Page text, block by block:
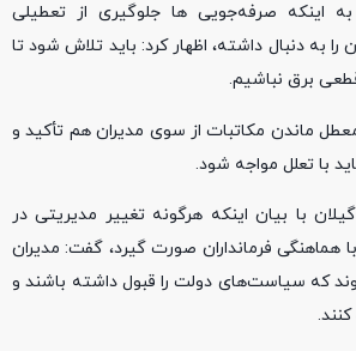
اینکه صرفه‌جویی ها جلوگیری از تعطیلی
را به دنبال داشته، اظهار کرد: باید تلاش شود تا
برق نباشیم.
ماندن مکاتبات از سوی مدیران هم تأکید و
با تعلل مواجه شود.
با بیان اینکه هرگونه تغییر مدیریتی در
هماهنگی فرمانداران صورت گیرد، گفت: مدیران
که سیاست‌های دولت را قبول داشته باشند و